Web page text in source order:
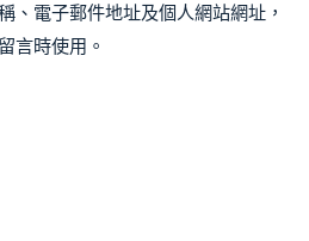
、電子郵件地址及個人網站網址，
言時使用。